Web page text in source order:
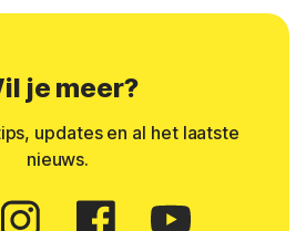
je meer?
updates en al het laatste
nieuws.